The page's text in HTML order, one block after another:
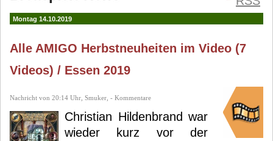
Montag 14.10.2019
Alle AMIGO Herbstneuheiten im Video (7
Videos) / Essen 2019
Nachricht von 20:14 Uhr, Smuker, - Kommentare
Christian Hildenbrand war
wieder kurz vor der